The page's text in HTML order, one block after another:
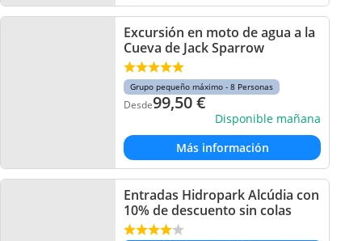
Excursión en moto de agua a la
Cueva de Jack Sparrow
Grupo pequeño máximo - 8 Personas
Desde99,50€
Disponible mañana
Más información
Entradas Hidropark Alcúdia con
10% de descuento sin colas